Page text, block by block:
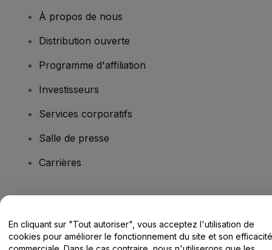
À propos de nous
Distribution ouverte
Programme d'affiliation
Investisseurs
Services corporatifs
Salle de presse
Carrières
Centre d'assistance / Nous contacter
En cliquant sur "Tout autoriser", vous acceptez l'utilisation de
cookies pour améliorer le fonctionnement du site et son efficacité